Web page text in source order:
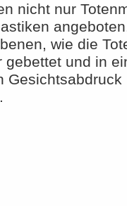
nicht nur
wie die
und in